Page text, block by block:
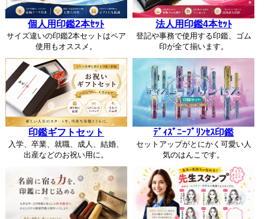
個人用印鑑2本ｾｯﾄ
サイズ違いの印鑑2本セットはペア
使用もオススメ。
法人用印鑑4本ｾｯﾄ
登記や事務で使用する印鑑、ゴム
印が全て揃います。
印鑑ギフトセット
入学、卒業、就職、成人、結婚、
出産などのお祝い用に。
ﾃﾞｨｽﾞﾆｰﾌﾟﾘﾝｾｽ印鑑
セットアップがとにかく可愛い人
気のはんこです。